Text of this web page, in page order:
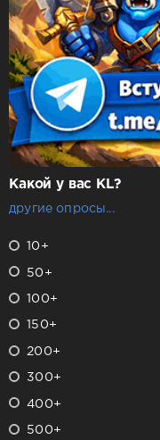
Какой у вас KL?
другие опросы...
10+
50+
100+
150+
200+
300+
400+
500+